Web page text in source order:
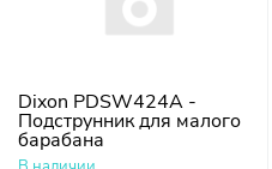
Dixon PDSW424A -
Подструнник для малого
барабана